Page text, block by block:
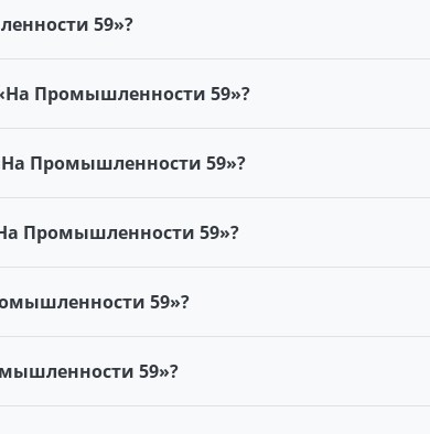
59»?
Промышленности 59»?
Промышленности 59»?
Промышленности 59»?
59»?
59»?